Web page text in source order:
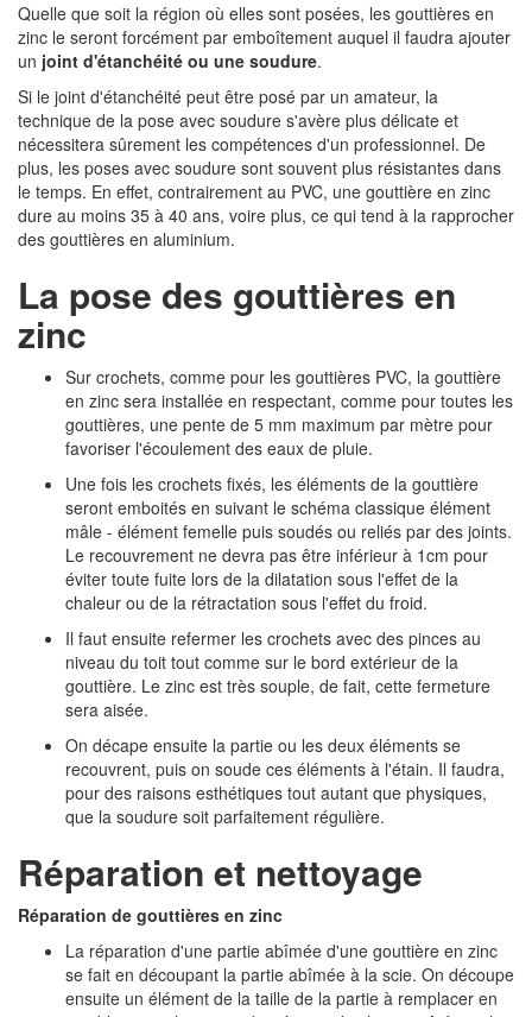
Quelle que soit la région où elles sont posées, les gouttières en
zinc le seront forcément par emboîtement auquel il faudra ajouter
un joint d'étanchéité ou une soudure.
Si le joint d'étanchéité peut être posé par un amateur, la
technique de la pose avec soudure s'avère plus délicate et
nécessitera sûrement les compétences d'un professionnel. De
plus, les poses avec soudure sont souvent plus résistantes dans
le temps. En effet, contrairement au PVC, une gouttière en zinc
dure au moins 35 à 40 ans, voire plus, ce qui tend à la rapprocher
des gouttières en aluminium.
La pose des gouttières en
zinc
Sur crochets, comme pour les gouttières PVC, la gouttière
en zinc sera installée en respectant, comme pour toutes les
gouttières, une pente de 5 mm maximum par mètre pour
favoriser l'écoulement des eaux de pluie.
Une fois les crochets fixés, les éléments de la gouttière
seront emboités en suivant le schéma classique élément
mâle - élément femelle puis soudés ou reliés par des joints.
Le recouvrement ne devra pas être inférieur à 1cm pour
éviter toute fuite lors de la dilatation sous l'effet de la
chaleur ou de la rétractation sous l'effet du froid.
Il faut ensuite refermer les crochets avec des pinces au
niveau du toit tout comme sur le bord extérieur de la
gouttière. Le zinc est très souple, de fait, cette fermeture
sera aisée.
On décape ensuite la partie ou les deux éléments se
recouvrent, puis on soude ces éléments à l'étain. Il faudra,
pour des raisons esthétiques tout autant que physiques,
que la soudure soit parfaitement régulière.
Réparation et nettoyage
Réparation de gouttières en zinc
La réparation d'une partie abîmée d'une gouttière en zinc
se fait en découpant la partie abîmée à la scie. On découpe
ensuite un élément de la taille de la partie à remplacer en